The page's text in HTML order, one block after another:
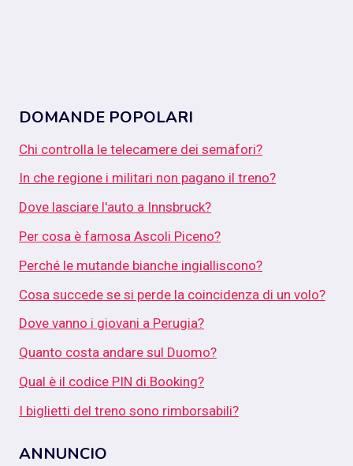
DOMANDE POPOLARI
Chi controlla le telecamere dei semafori?
In che regione i militari non pagano il treno?
Dove lasciare l'auto a Innsbruck?
Per cosa è famosa Ascoli Piceno?
Perché le mutande bianche ingialliscono?
Cosa succede se si perde la coincidenza di un volo?
Dove vanno i giovani a Perugia?
Quanto costa andare sul Duomo?
Qual è il codice PIN di Booking?
I biglietti del treno sono rimborsabili?
ANNUNCIO